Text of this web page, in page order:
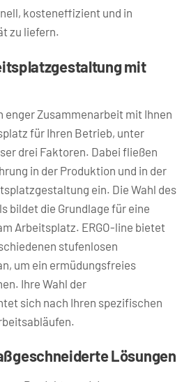
kosteneffizient und in
zu liefern.
mit
enger Zusammenarbeit mit Ihnen
für Ihren Betrieb, unter
drei Faktoren. Dabei fließen
in der Produktion und in der
ein. Die Wahl des
bildet die Grundlage für eine
Arbeitsplatz. ERGO-line bietet
stufenlosen
um ein ermüdungsfreies
Ihre Wahl der
sich nach Ihren spezifischen
Lösungen